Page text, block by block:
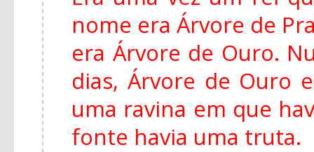
nome era Árvore de
era Árvore de Ouro.
dias, Árvore de Ouro
uma ravina em que
fonte havia uma truta.